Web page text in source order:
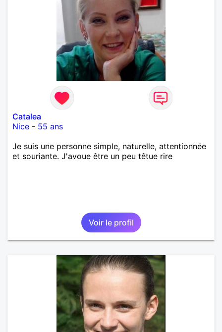
Catalea
Nice - 55 ans
Je suis une personne simple, naturelle, attentionnée
et souriante. J'avoue être un peu têtue rire
Voir le profil